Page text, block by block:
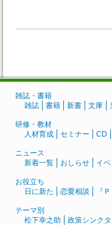
雑誌・書籍
雑誌
書籍 新書 文庫
研修・教材
人材育成
セミナー CD
ニュース
新着一覧
おしらせ イベ
お役立ち
日に新た
恋愛相談 『
テーマ別
松下幸之助
政策シンク